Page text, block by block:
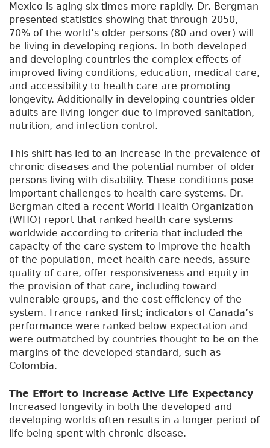
Mexico is aging six times more rapidly. Dr. Bergman
presented statistics showing that through 2050,
70% of the world’s older persons (80 and over) will
be living in developing regions. In both developed
and developing countries the complex effects of
improved living conditions, education, medical care,
and accessibility to health care are promoting
longevity. Additionally in developing countries older
adults are living longer due to improved sanitation,
nutrition, and infection control.
This shift has led to an increase in the prevalence of
chronic diseases and the potential number of older
persons living with disability. These conditions pose
important challenges to health care systems. Dr.
Bergman cited a recent World Health Organization
(WHO) report that ranked health care systems
worldwide according to criteria that included the
capacity of the care system to improve the health
of the population, meet health care needs, assure
quality of care, offer responsiveness and equity in
the provision of that care, including toward
vulnerable groups, and the cost efficiency of the
system. France ranked first; indicators of Canada’s
performance were ranked below expectation and
were outmatched by countries thought to be on the
margins of the developed standard, such as
Colombia.
The Effort to Increase Active Life Expectancy
Increased longevity in both the developed and
developing worlds often results in a longer period of
life being spent with chronic disease.